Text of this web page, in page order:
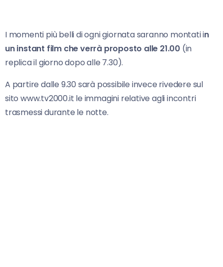
I momenti più belli di ogni giornata saranno montati in
un instant film che verrà proposto alle 21.00 (in
replica il giorno dopo alle 7.30).
A partire dalle 9.30 sarà possibile invece rivedere sul
sito www.tv2000.it le immagini relative agli incontri
trasmessi durante le notte.